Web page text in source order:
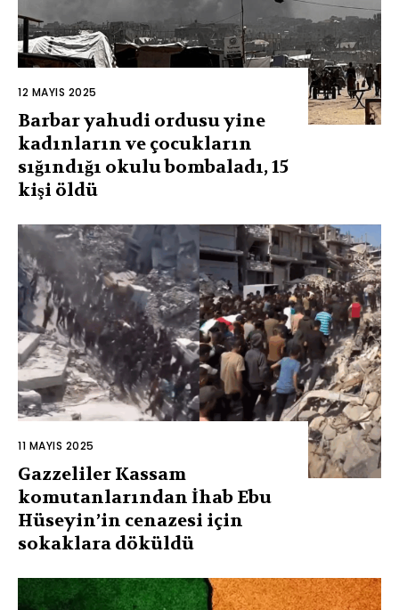
12 MAYIS 2025
Barbar yahudi ordusu yine
kadınların ve çocukların
sığındığı okulu bombaladı, 15
kişi öldü
11 MAYIS 2025
Gazzeliler Kassam
komutanlarından İhab Ebu
Hüseyin’in cenazesi için
sokaklara döküldü